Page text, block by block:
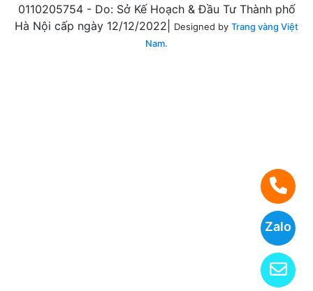
Zalo
0110205754 - Do: Sở Kế Hoạch & Đầu Tư Thành phố
Hà Nội cấp ngày 12/12/2022|
Designed by Trang vàng Việt
Nam.